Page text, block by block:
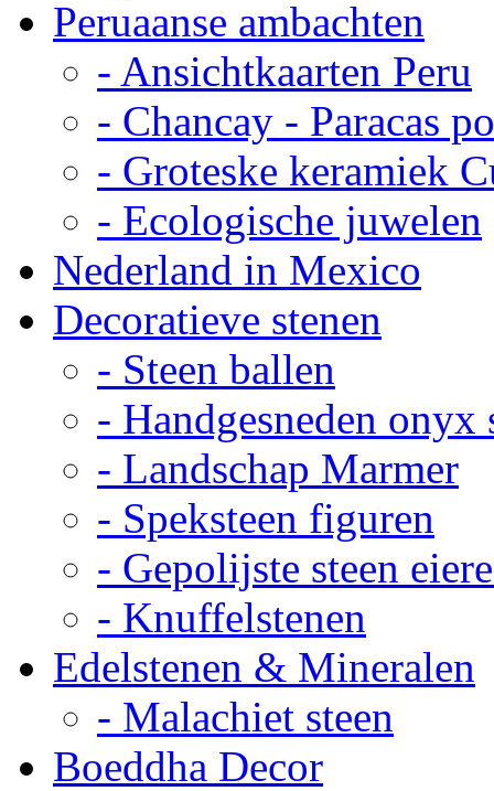
Peruaanse ambachten
- Ansichtkaarten Peru
- Chancay - Paracas
- Groteske keramiek
- Ecologische juwelen
Nederland in Mexico
Decoratieve stenen
- Steen ballen
- Handgesneden onyx
- Landschap Marmer
- Speksteen figuren
- Gepolijste steen
- Knuffelstenen
Edelstenen & Mineralen
- Malachiet steen
Boeddha Decor